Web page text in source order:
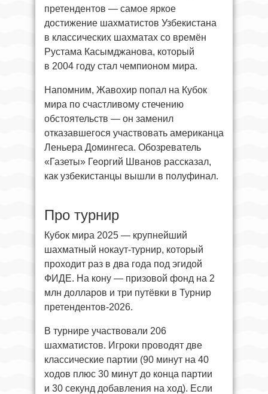
претендентов — самое яркое
достижение шахматистов Узбекистана
в классических шахматах со времён
Рустама Касымджанова, который
в 2004 году стал чемпионом мира.
Напомним, Жавохир попал на Кубок
мира по счастливому стечению
обстоятельств — он заменил
отказавшегося участвовать американца
Леньера Домингеса. Обозреватель
«Газеты» Георгий Шванов рассказал,
как узбекистанцы вышли в полуфинал.
Про турнир
Кубок мира 2025 — крупнейший
шахматный нокаут-турнир, который
проходит раз в два года под эгидой
ФИДЕ. На кону — призовой фонд на 2
млн долларов и три путёвки в Турнир
претендентов-2026.
В турнире участвовали 206
шахматистов. Игроки проводят две
классические партии (90 минут на 40
ходов плюс 30 минут до конца партии
и 30 секунд добавления на ход). Если